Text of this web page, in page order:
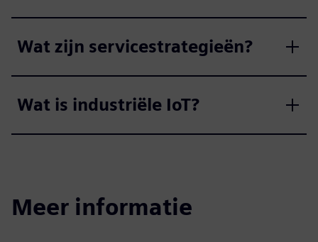
Wat zijn servicestrategieën?
Wat is industriële IoT?
Meer informatie